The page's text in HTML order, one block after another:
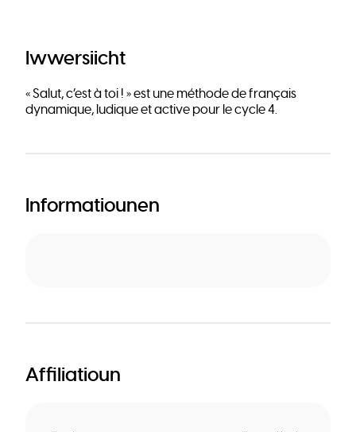
Iwwersiicht
« Salut, c’est à toi ! » est une méthode de français
dynamique, ludique et active pour le cycle 4.
Informatiounen
Affiliatioun